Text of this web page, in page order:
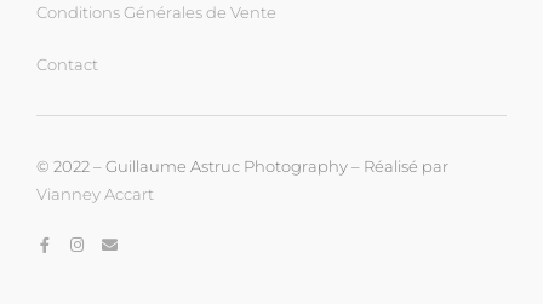
Conditions Générales de Vente
Contact
© 2022 – Guillaume Astruc Photography – Réalisé par
Vianney Accart